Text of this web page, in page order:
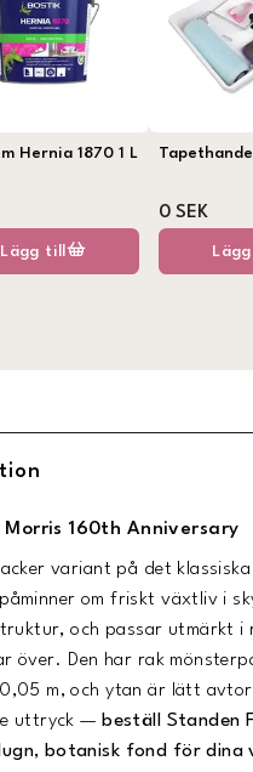
Hernia 1870 1 L
Lägg till
0 SEK
Lägg
Morris 160th Anniversary
variant på det
om friskt växtliv i
och passar utmärkt
Den har rak
m, och ytan är lätt
uttryck — beställ Standen
botanisk fond för dina